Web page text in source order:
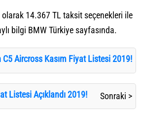
olarak 14.367 TL taksit seçenekleri ile
bilgi BMW Türkiye sayfasında.
C5 Aircross Kasım Fiyat Listesi 2019!
Listesi Açıklandı 2019! Sonraki >